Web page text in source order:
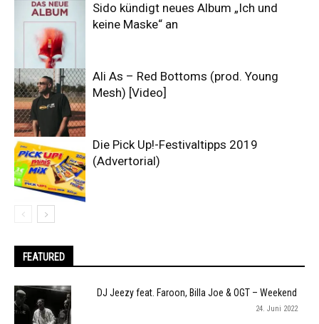
Sido kündigt neues Album „Ich und
keine Maske“ an
Ali As – Red Bottoms (prod. Young
Mesh) [Video]
Die Pick Up!-Festivaltipps 2019
(Advertorial)
FEATURED
DJ Jeezy feat. Faroon, Billa Joe & OGT – Weekend
24. Juni 2022